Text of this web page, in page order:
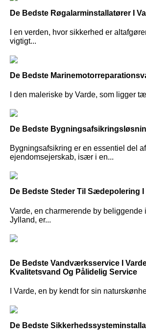
De Bedste Røgalarminstallatører I
I en verden, hvor sikkerhed er
vigtigt...
De Bedste
I den maleriske by Varde, som ligger
De Bedste
Bygningsafsikring er en essentiel del af
ejendomsejerskab, især i en...
De Bedste Steder Til Sædepolering I
Varde, en charmerende by beliggende
Jylland, er...
De Bedste Vandværksservice I
Kvalitetsvand Og Pålidelig Service
I Varde, en by kendt for sin
De Bedste